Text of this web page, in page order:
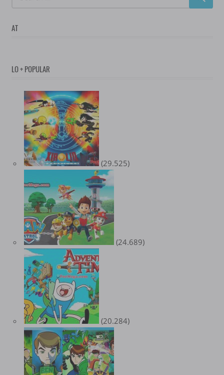
AT
LO + POPULAR
(29.525)
(24.689)
(20.284)